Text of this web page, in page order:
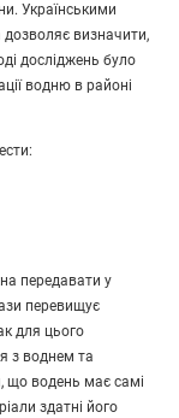
Українськими
визначити,
досліджень було
водню в районі
передавати у
перевищує
для цього
з воднем та
що водень має самі
здатні його